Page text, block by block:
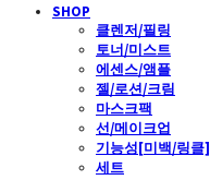
SHOP
클렌저/필링
토너/미스트
에센스/앰플
젤/로션/크림
마스크팩
선/메이크업
기능성[미백/링클]
세트